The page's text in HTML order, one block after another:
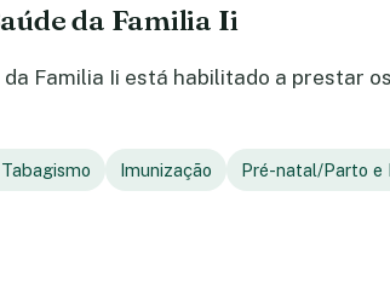
da Familia Ii
Familia Ii está habilitado a prestar
Imunização Pré-natal/Parto e